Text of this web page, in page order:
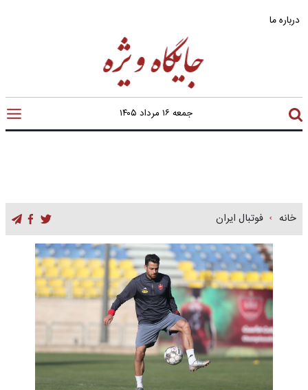
درباره ما
جمعه ۱۶ مرداد ۱۴۰۵
خانه فوتبال ایران